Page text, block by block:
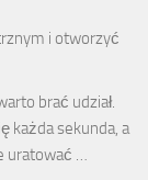
i otworzyć
brać udział.
każda sekunda, a
…